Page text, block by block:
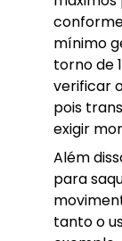
mínimo
torno de
verificar
pois
exigir
Além
para
tanto o